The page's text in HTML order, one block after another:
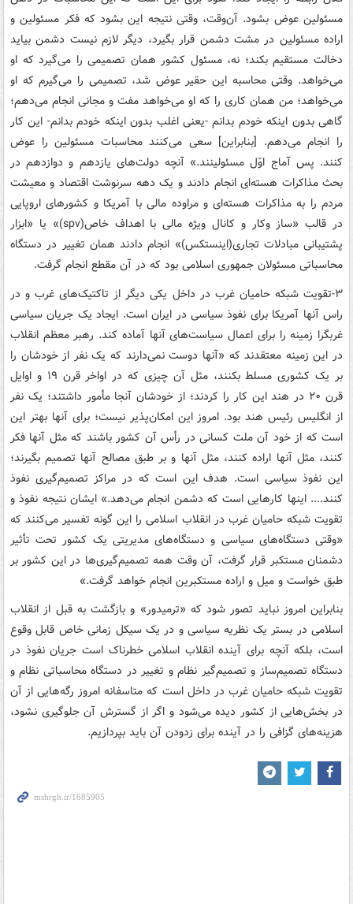
مسئولین عوض بشود. آن‌وقت، وقتی نتیجه این بشود که فکر مسئولین و
اراده‌ مسئولین در مشت دشمن قرار بگیرد، دیگر لازم نیست دشمن بیاید
دخالت مستقیم بکند؛ نه، مسئول کشور همان تصمیمی را می‌گیرد که او
می‌خواهد. وقتی محاسبه‌ این حقیر عوض شد، تصمیمی را می‌گیرم که او
می‌خواهد؛ من همان کاری را که او می‌خواهد مفت و مجانی انجام می‌دهم؛
گاهی بدون اینکه خودم بدانم -یعنی اغلب بدون اینکه خودم بدانم- این کار
را انجام می‌دهم. [بنابراین] سعی می‌کنند محاسبات مسئولین را عوض
کنند. پس آماج اوّل مسئولینند.» آنچه دولت‌های یازدهم و دوازدهم در
بحث مذاکرات هسته‌ای انجام دادند و یک دهه سرنوشت اقتصاد و معیشت
مردم را به مذاکرات هسته‌ای و مراوده مالی با آمریکا و کشورهای اروپایی
در قالب «ساز وکار و کانال ویژه مالی با اهداف خاص(spv)» یا «ابزار
پشتیبانی مبادلات تجاری(اینستکس)» انجام دادند همان تغییر در دستگاه
محاسباتی مسئولان جمهوری اسلامی بود که در آن مقطع انجام گرفت.
۳-تقویت شبکه حامیان غرب در داخل یکی دیگر از تاکتیک‌های غرب و در
راس آنها آمریکا برای نفوذ سیاسی در ایران است. ایجاد یک جریان سیاسی
غربگرا زمینه را برای اعمال سیاست‌های آنها آماده کند. رهبر معظم انقلاب
در این زمینه معتقدند که «آنها دوست نمی‌دارند که یک نفر از خودشان را
بر یک کشوری مسلط بکنند، مثل آن چیزی که در اواخر قرن ۱۹ و اوایل
قرن ۲۰ در هند این کار را کردند؛ از خودشان آنجا مأمور داشتند؛ یک نفر
از انگلیس رئیس هند بود. امروز این امکان‌پذیر نیست؛ برای آنها بهتر این
است که از خود آن ملت کسانی در رأس آن کشور باشند که مثل آنها فکر
کنند، مثل آنها اراده کنند، مثل آنها و بر طبق مصالح آنها تصمیم بگیرند؛
این نفوذ سیاسی است. هدف این است که در مراکز تصمیم‌گیری نفوذ
کنند.... اینها کارهایی است که دشمن انجام می‌دهد.» ایشان نتیجه نفوذ و
تقویت شبکه حامیان غرب در انقلاب اسلامی را این گونه تفسیر می‌کنند که
«وقتی دستگاه‌های سیاسی و دستگاه‌های مدیریتی یک کشور تحت تأثیر
دشمنان مستکبر قرار گرفت، آن وقت همه تصمیم‌گیری‌ها در این کشور بر
طبق خواست و میل و اراده مستکبرین انجام خواهد گرفت.»
بنابراین امروز نباید تصور شود که «ترمیدور» و بازگشت به قبل از انقلاب
اسلامی در بستر یک نظریه سیاسی و در یک سیکل زمانی خاص قابل وقوع
است‌، بلکه آنچه برای آینده انقلاب اسلامی خطرناک است جریان نفوذ در
دستگاه تصمیم‌ساز و تصمیم‌گیر نظام و تغییر در دستگاه محاسباتی نظام و
تقویت شبکه حامیان غرب در داخل است که متاسفانه امروز رگه‌هایی از آن
در بخش‌هایی از کشور دیده می‌شود و اگر از گسترش آن جلوگیری نشود،
هزینه‌های گزافی را در آینده برای زدودن آن باید بپردازیم.